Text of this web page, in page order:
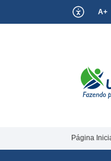
A+
Página